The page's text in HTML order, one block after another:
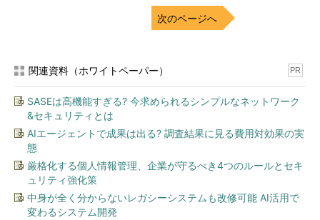
次のページへ
関連資料（ホワイトペーパー） PR
SASEは高機能すぎる? 今求められるシンプルなネットワーク
&セキュリティとは
AIエージェントで成果は出る? 調査結果に見る費用対効果の実
態
厳格化する個人情報管理、企業が守るべき4つのルールとセキ
ュリティ強化策
中身が全く分からないレガシーシステムも改修可能 AI活用で
変わるシステム開発